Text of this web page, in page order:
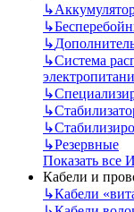
↳
↳
↳
↳Система
↳
↳
↳
↳Резервные
Показать все
Кабели и
↳Кабели